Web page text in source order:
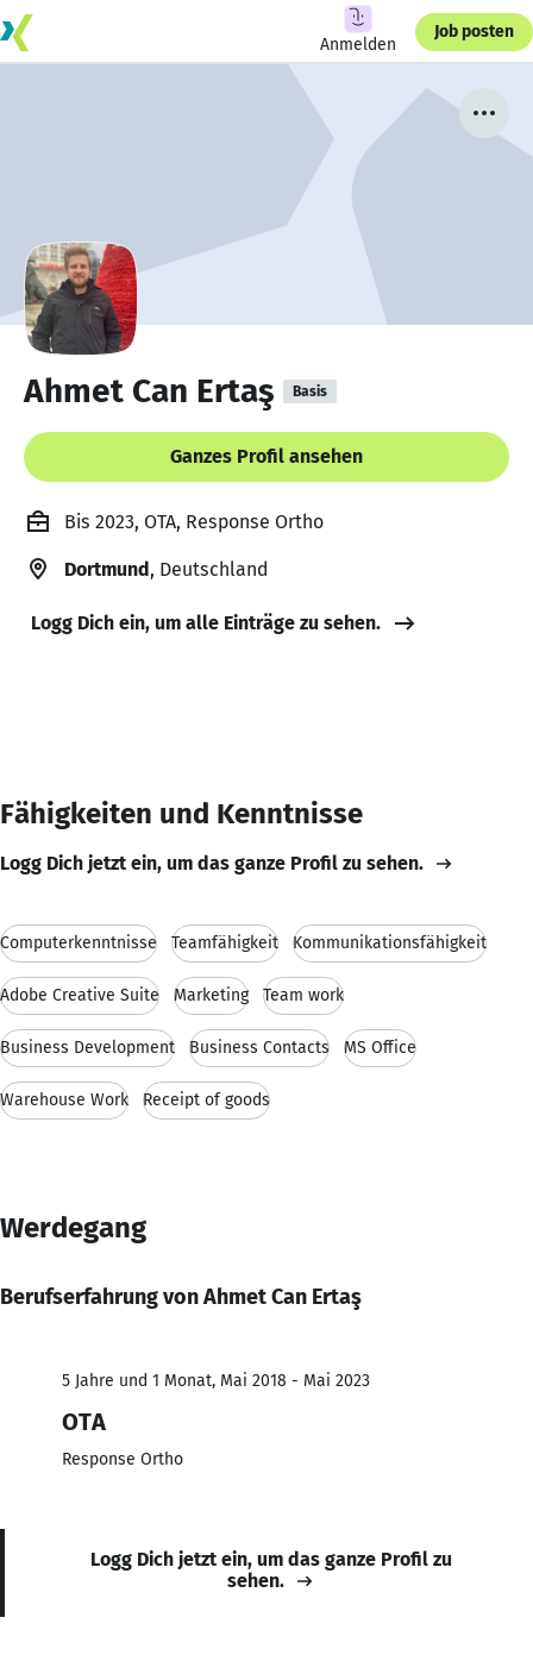
Anmelden
Job posten
Ahmet Can Ertaş Basis
Ganzes Profil ansehen
Bis 2023, OTA, Response Ortho
Dortmund, Deutschland
Logg Dich ein, um alle Einträge zu sehen.
Fähigkeiten und Kenntnisse
Logg Dich jetzt ein, um das ganze Profil zu sehen.
Computerkenntnisse Teamfähigkeit Kommunikationsfähigkeit
Adobe Creative Suite Marketing Team work
Business Development Business Contacts MS Office
Warehouse Work Receipt of goods
Werdegang
Berufserfahrung von Ahmet Can Ertaş
5 Jahre und 1 Monat, Mai 2018 - Mai 2023
OTA
Response Ortho
Logg Dich jetzt ein, um das ganze Profil zu
sehen.